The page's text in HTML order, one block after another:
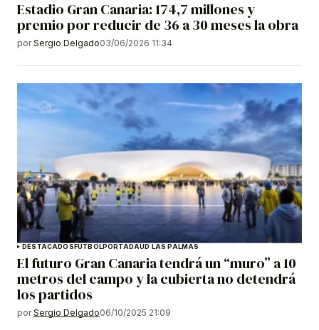
Estadio Gran Canaria: 174,7 millones y
premio por reducir de 36 a 30 meses la obra
por Sergio Delgado03/06/2026 11:34
DESTACADOSFÚTBOLPORTADAUD LAS PALMAS
El futuro Gran Canaria tendrá un “muro” a 10
metros del campo y la cubierta no detendrá
los partidos
por Sergio Delgado06/10/2025 21:09